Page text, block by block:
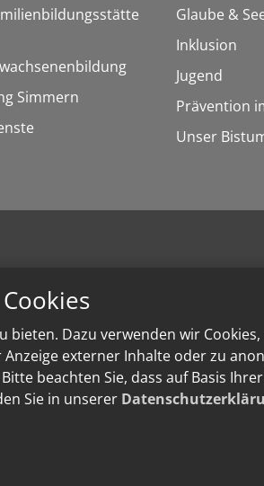
Dazu verwenden wir
externer Inhalte oder zu
beachten Sie, dass auf Basis
Sie in unserer
Simmern
Glaube &
Inklusion
Jugend
Prävention
Unser